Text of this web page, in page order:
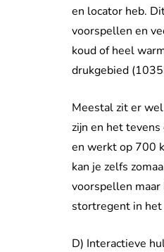
en locator heb.
voorspellen en
koud of heel
drukgebied
Meestal zit er
zijn en het
en werkt op 700
kan je zelfs
voorspellen
stortregent in het
D) Interactieve